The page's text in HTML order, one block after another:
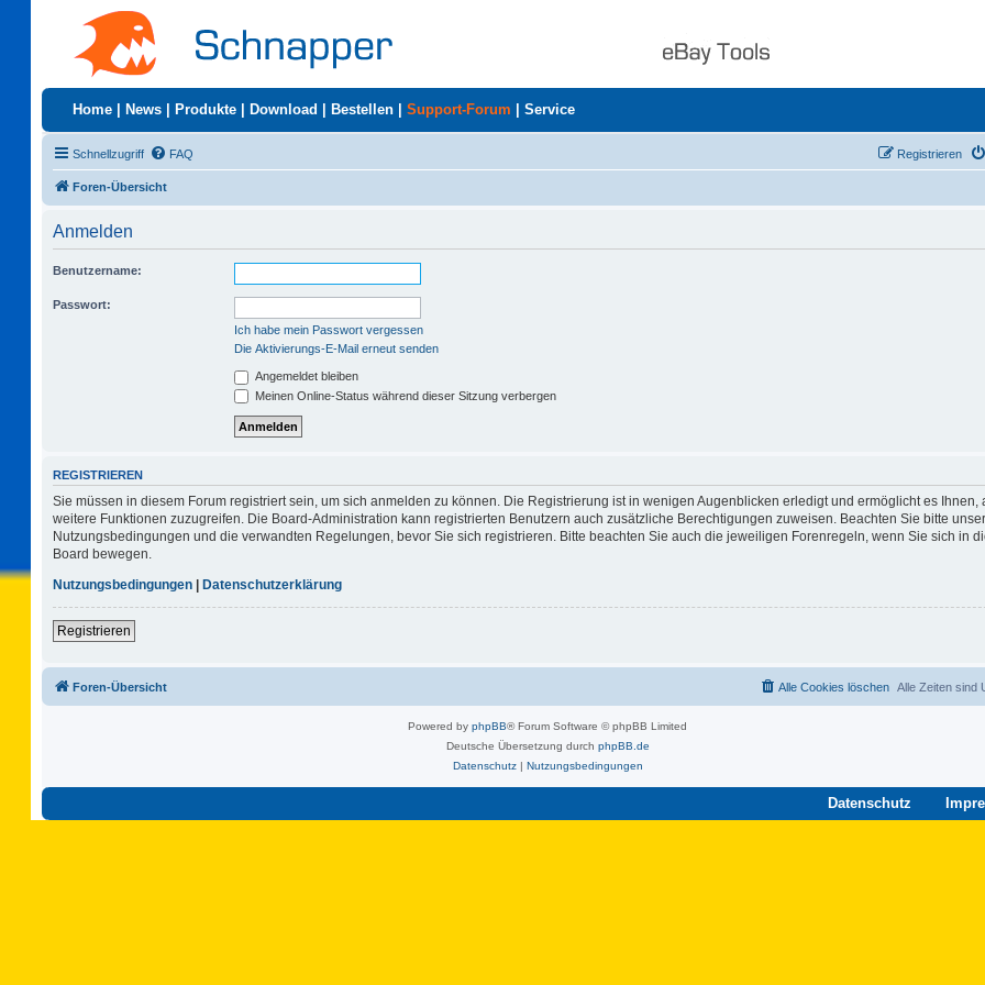
Home News Produkte Download Bestellen Support-Forum Service
Schnellzugriff FAQ Registrieren
Foren-Übersicht
Anmelden
Benutzername:
Passwort:
Ich habe mein Passwort vergessen
Die Aktivierungs-E-Mail erneut senden
Angemeldet bleiben
Meinen Online-Status während dieser Sitzung verbergen
REGISTRIEREN
Sie müssen in diesem Forum registriert sein, um sich anmelden zu können. Die Registrierung ist in wenigen Augenblicken erledigt und ermöglicht es Ihnen,
weitere Funktionen zuzugreifen. Die Board-Administration kann registrierten Benutzern auch zusätzliche Berechtigungen zuweisen. Beachten Sie bitte
Nutzungsbedingungen und die verwandten Regelungen, bevor Sie sich registrieren. Bitte beachten Sie auch die jeweiligen Forenregeln, wenn Sie sich in
Board bewegen.
Nutzungsbedingungen | Datenschutzerklärung
Registrieren
Foren-Übersicht Alle Zeiten sind
Alle Cookies löschen
Powered by phpBB® Forum Software © phpBB Limited
Deutsche Übersetzung durch phpBB.de
Datenschutz| Nutzungsbedingungen
Datenschutz